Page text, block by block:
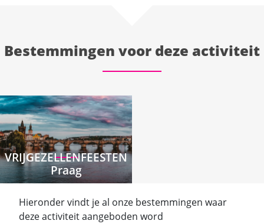
Bestemmingen voor deze activiteit
VRIJGEZELLENFEESTEN
Praag
Hieronder vindt je al onze bestemmingen waar
deze activiteit aangeboden word